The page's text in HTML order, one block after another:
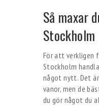
Så maxar
Stockholm
För att verkligen
Stockholm
något nytt. Det
vanor, men de
du gör något du